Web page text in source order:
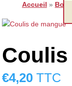
Accueil »
Coulis
€4,20 TTC